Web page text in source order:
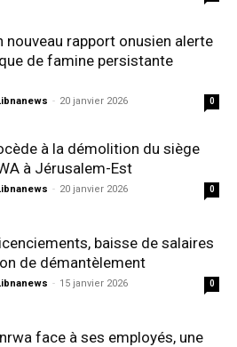
nouveau rapport onusien alerte
de famine persistante
- 20 janvier 2026 0
à la démolition du siège
à Jérusalem-Est
- 20 janvier 2026 0
baisse de salaires
de démantèlement
- 15 janvier 2026 0
face à ses employés, une